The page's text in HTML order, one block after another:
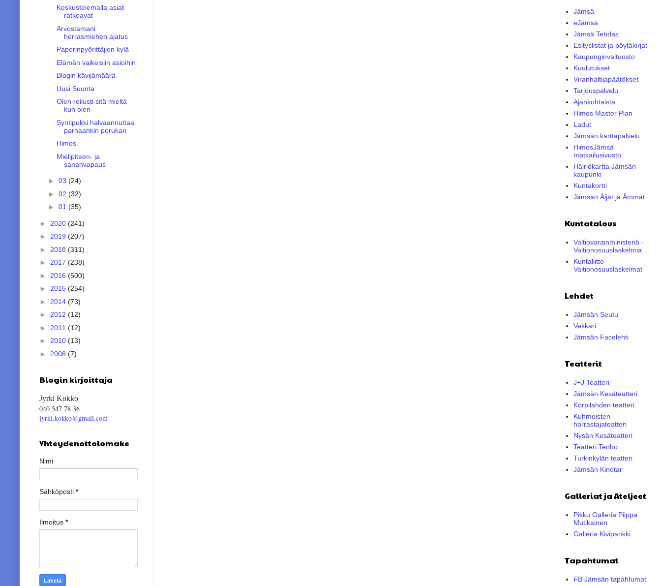
Keskustelemalla asiat
ratkeavat
Arvostamani
herrasmiehen ajatus
Paperinpyörittäjien kylä
Elämän vaikeisiin asioihin
Blogin kävijämäärä
Uusi Suunta
Olen reilusti sitä mieltä
kun olen
Syntipukki halvaannuttaa
parhaankin porukan
Himos
Mielipiteen- ja
sananvapaus
► 03 (24)
► 02 (32)
► 01 (35)
► 2020 (241)
► 2019 (207)
► 2018 (311)
► 2017 (238)
► 2016 (500)
► 2015 (254)
► 2014 (73)
► 2012 (12)
► 2011 (12)
► 2010 (13)
► 2008 (7)
Blogin kirjoittaja
Jyrki Kokko
040 547 78 36
jyrki.kokko@gmail.com
Yhteydenottolomake
Nimi
Sähköposti *
Ilmoitus *
Jämsä
eJämsä
Jämsä Tehdas
Esityslistat ja pöytäkirjat
Kaupunginvaltuusto
Kuulutukset
Viranhaltijapäätökset
Tarjouspalvelu
Ajankohtaista
Himos Master Plan
Ladut
Jämsän karttapalvelu
HimosJämsä
matkailusivusto
Häiriökartta Jämsän
kaupunki
Kuntakortti
Jämsän Äijät ja Ämmät
Kuntatalous
Valtiovarainministeriö -
Valtionosuuslaskelmia
Kuntaliitto -
Valtionosuuslaskelmat
Lehdet
Jämsän Seutu
Vekkari
Jämsän Facelehti
Teatterit
J+J Teatteri
Jämsän Kesäteatteri
Korpilahden teatteri
Kuhmoisten
harrastajateatteri
Nysän Kesäteatteri
Teatteri Tenho
Turkinkylän teatteri
Jämsän Kinotar
Galleriat ja Ateljeet
Pikku Galleria Piippa
Mutikainen
Galleria Kivipankki
Tapahtumat
FB Jämsän tapahtumat